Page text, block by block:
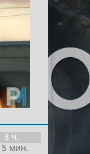
3 ч.
мин.